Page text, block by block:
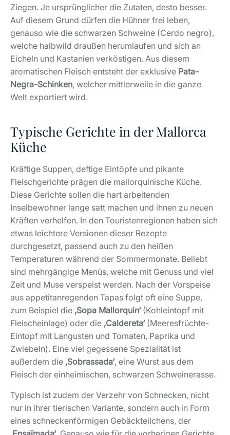
Ziegen. Je ursprünglicher die Zutaten, desto besser.
Auf diesem Grund dürfen die Hühner frei leben,
genauso wie die schwarzen Schweine (Cerdo negro),
welche halbwild draußen herumlaufen und sich an
Eicheln und Kastanien verköstigen. Aus diesem
aromatischen Fleisch entsteht der exklusive Pata-
Negra-Schinken, welcher mittlerweile in die ganze
Welt exportiert wird.
Typische Gerichte in der Mallorca
Küche
Kräftige Suppen, deftige Eintöpfe und pikante
Fleischgerichte prägen die mallorquinische Küche.
Diese Gerichte sollen die hart arbeitenden
Inselbewohner lange satt machen und ihnen zu neuen
Kräften verhelfen. In den Touristenregionen haben sich
etwas leichtere Versionen dieser Rezepte
durchgesetzt, passend auch zu den heißen
Temperaturen während der Sommermonate. Beliebt
sind mehrgängige Menüs, welche mit Genuss und viel
Zeit und Muse verspeist werden. Nach der Vorspeise
aus appetitanregenden Tapas folgt oft eine Suppe,
zum Beispiel die ‚Sopa Mallorquin‘ (Kohleintopf mit
Fleischeinlage) oder die ‚Caldereta‘ (Meeresfrüchte-
Eintopf mit Langusten und Tomaten, Paprika und
Zwiebeln). Eine viel gegessene Spezialität ist
außerdem die ‚Sobrassada‘, eine Wurst aus dem
Fleisch der einheimischen, schwarzen Schweinerasse.
Typisch ist zudem der Verzehr von Schnecken, nicht
nur in ihrer tierischen Variante, sondern auch in Form
eines schneckenförmigen Gebäckteilchens, der